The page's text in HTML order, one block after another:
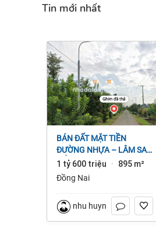
Tin mới nhất
BÁN ĐẤT MẶT TIỀN
ĐƯỜNG NHỰA – LÂM SAN
CẨM MỸ, ĐỒNG NAI.
1 tỷ 600 triệu · 895 m²
Đồng Nai
nhu huynh